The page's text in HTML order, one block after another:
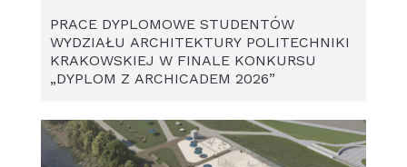
PRACE DYPLOMOWE STUDENTÓW
WYDZIAŁU ARCHITEKTURY POLITECHNIKI
KRAKOWSKIEJ W FINALE KONKURSU
„DYPLOM Z ARCHICADEM 2026”